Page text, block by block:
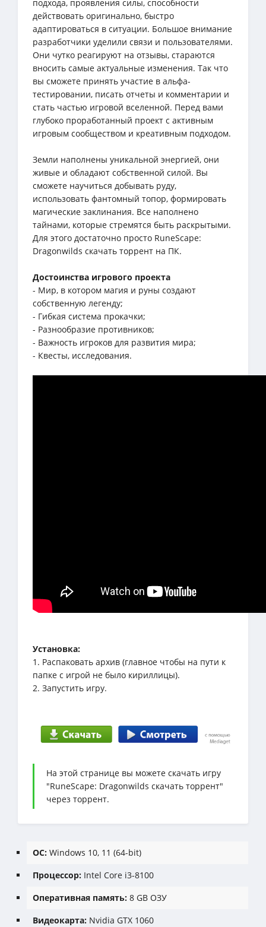
подхода, проявления силы, способности
действовать оригинально, быстро
адаптироваться в ситуации. Большое внимание
разработчики уделили связи и пользователями.
Они чутко реагируют на отзывы, стараются
вносить самые актуальные изменения. Так что
вы сможете принять участие в альфа-
тестировании, писать отчеты и комментарии и
стать частью игровой вселенной. Перед вами
глубоко проработанный проект с активным
игровым сообществом и креативным подходом.
Земли наполнены уникальной энергией, они
живые и обладают собственной силой. Вы
сможете научиться добывать руду,
использовать фантомный топор, формировать
магические заклинания. Все наполнено
тайнами, которые стремятся быть раскрытыми.
Для этого достаточно просто RuneScape:
Dragonwilds скачать торрент на ПК.
Достоинства игрового проекта
- Мир, в котором магия и руны создают
собственную легенду;
- Гибкая система прокачки;
- Разнообразие противников;
- Важность игроков для развития мира;
- Квесты, исследования.
Установка:
1. Распаковать архив (главное чтобы на пути к
папке с игрой не было кириллицы).
2. Запустить игру.
На этой странице вы можете скачать игру
"RuneScape: Dragonwilds скачать торрент"
через торрент.
ОС: Windows 10, 11 (64-bit)
Процессор: Intel Core i3-8100
Оперативная память: 8 GB ОЗУ
Видеокарта: Nvidia GTX 1060